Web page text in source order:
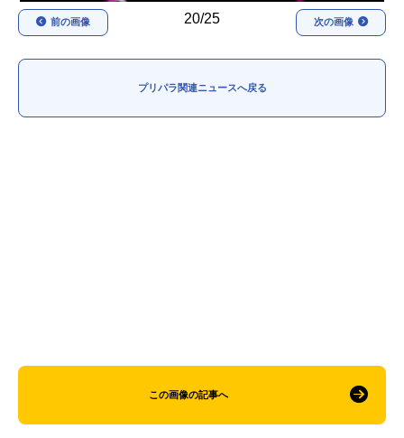
男性声優/女性声優一覧
20/25
前の画像 次の画像
プリパラ関連ニュースへ戻る
この画像の記事へ